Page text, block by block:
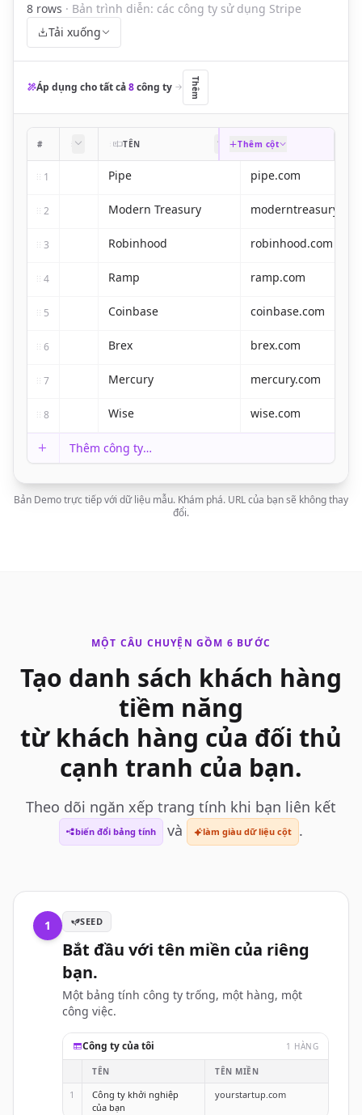
8 rows · Bản trình diễn: các công ty sử dụng Stripe
Tải xuống
Áp dụng cho tất cả8công ty Thêm
# · TÊN TÊN MIỀN
Thêm cột
1 Pipe pipe.com
2 Modern Treasury
3 Robinhood robinhood.com
4 Ramp ramp.com
5 Coinbase coinbase.com
6 Brex brex.com
7 Mercury mercury.com
8 Wise wise.com
Thêm công ty…
Bản Demo trực tiếp với dữ liệu mẫu. Khám phá. URL của bạn sẽ không thay
đổi.
MỘT CÂU CHUYỆN GỒM 6 BƯỚC
Tạo danh sách khách hàng
tiềm năng
từ khách hàng của đối thủ
cạnh tranh của bạn.
Theo dõi ngăn xếp trang tính khi bạn liên kết
biến đổi bảng tính và làm giàu dữ liệu cột .
1 SEED
Bắt đầu với tên miền của riêng
bạn.
Một bảng tính công ty trống, một hàng, một
công việc.
Công ty của tôi 1 HÀNG
TÊN TÊN MIỀN
1
Công ty khởi nghiệp
của bạn
yourstartup.com